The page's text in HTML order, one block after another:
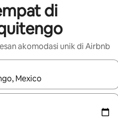
di
akomodasi unik di Airbnb
tersedia, telusuri dengan